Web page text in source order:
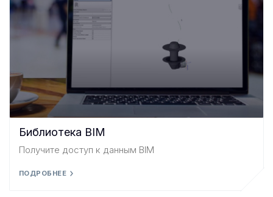
Библиотека BIM
Получите доступ к данным BIM
ПОДРОБНЕЕ